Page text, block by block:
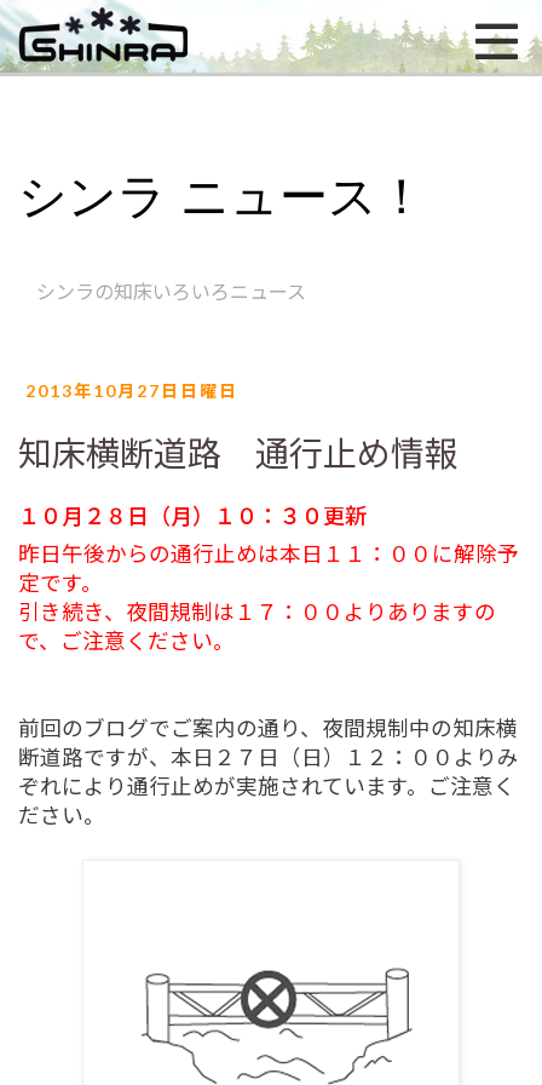
シンラ ニュース！
シンラの知床いろいろニュース
2013年10月27日日曜日
知床横断道路 通行止め情報
１０月２８日（月）１０：３０更新
昨日午後からの通行止めは本日１１：００に解除予
定です。
引き続き、夜間規制は１７：００よりありますの
で、ご注意ください。
前回のブログでご案内の通り、夜間規制中の知床横
断道路ですが、本日２７日（日）１２：００よりみ
ぞれにより通行止めが実施されています。ご注意く
ださい。